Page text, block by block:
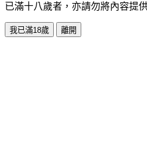
已滿十八歲者，亦請勿將內容提
我已滿18歲 離開